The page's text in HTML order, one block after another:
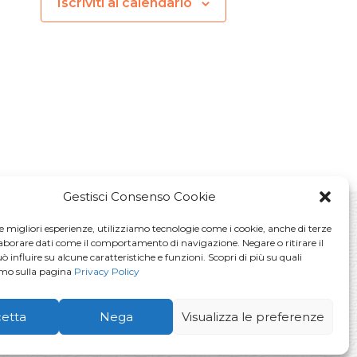
Gestisci Consenso Cookie
migliori esperienze, utilizziamo tecnologie come i cookie, anche di terze
dati come il comportamento di navigazione. Negare o ritirare il
influire su alcune caratteristiche e funzioni. Scopri di più su quali
sulla pagina Privacy Policy
Nega Visualizza le preferenze
La voglio!
Policy